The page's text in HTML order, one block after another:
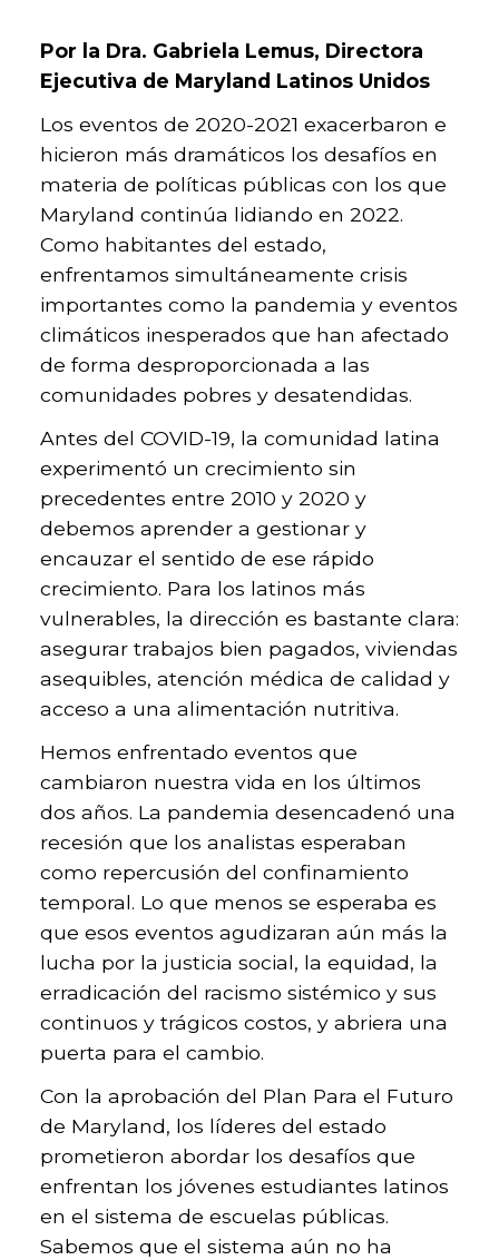
Por la Dra. Gabriela Lemus, Directora
Ejecutiva de Maryland Latinos Unidos
Los eventos de 2020-2021 exacerbaron e
hicieron más dramáticos los desafíos en
materia de políticas públicas con los que
Maryland continúa lidiando en 2022.
Como habitantes del estado,
enfrentamos simultáneamente crisis
importantes como la pandemia y eventos
climáticos inesperados que han afectado
de forma desproporcionada a las
comunidades pobres y desatendidas.
Antes del COVID-19, la comunidad latina
experimentó un crecimiento sin
precedentes entre 2010 y 2020 y
debemos aprender a gestionar y
encauzar el sentido de ese rápido
crecimiento. Para los latinos más
vulnerables, la dirección es bastante clara:
asegurar trabajos bien pagados, viviendas
asequibles, atención médica de calidad y
acceso a una alimentación nutritiva.
Hemos enfrentado eventos que
cambiaron nuestra vida en los últimos
dos años. La pandemia desencadenó una
recesión que los analistas esperaban
como repercusión del confinamiento
temporal. Lo que menos se esperaba es
que esos eventos agudizaran aún más la
lucha por la justicia social, la equidad, la
erradicación del racismo sistémico y sus
continuos y trágicos costos, y abriera una
puerta para el cambio.
Con la aprobación del Plan Para el Futuro
de Maryland, los líderes del estado
prometieron abordar los desafíos que
enfrentan los jóvenes estudiantes latinos
en el sistema de escuelas públicas.
Sabemos que el sistema aún no ha